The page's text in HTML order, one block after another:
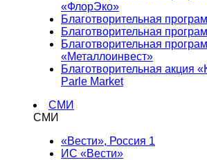
«ФлорЭко»
Благотворительная
Благотворительная
Благотворительная
«Металлоинвест»
Благотворительная акция
Parle Market
СМИ
СМИ
«Вести», Россия 1
ИС «Вести»